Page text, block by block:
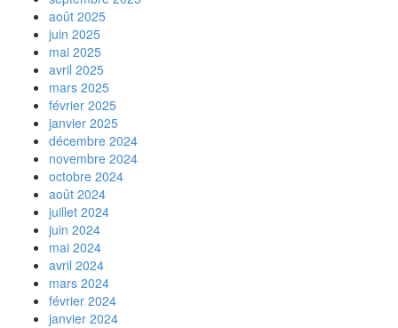
août 2025
juin 2025
mai 2025
avril 2025
mars 2025
février 2025
janvier 2025
décembre 2024
novembre 2024
octobre 2024
août 2024
juillet 2024
juin 2024
mai 2024
avril 2024
mars 2024
février 2024
janvier 2024